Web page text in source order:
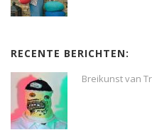
RECENTE BERICHTEN:
Breikunst van